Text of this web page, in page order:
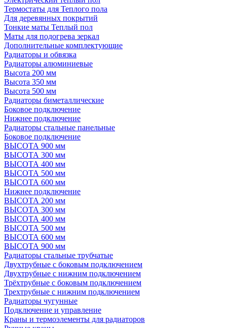
Термостаты для Теплого пола
Для деревянных покрытий
Тонкие маты Теплый пол
Маты для подогрева зеркал
Дополнительные комплектующие
Радиаторы и обвязка
Радиаторы алюминиевые
Высота 200 мм
Высота 350 мм
Высота 500 мм
Радиаторы биметаллические
Боковое подключение
Нижнее подключение
Радиаторы стальные панельные
Боковое подключение
ВЫСОТА 900 мм
ВЫСОТА 300 мм
ВЫСОТА 400 мм
ВЫСОТА 500 мм
ВЫСОТА 600 мм
Нижнее подключение
ВЫСОТА 200 мм
ВЫСОТА 300 мм
ВЫСОТА 400 мм
ВЫСОТА 500 мм
ВЫСОТА 600 мм
ВЫСОТА 900 мм
Радиаторы стальные трубчатые
Двухтрубные с боковым подключением
Двухтрубные с нижним подключением
Трёхтрубные с боковым подключением
Трехтрубные с нижним подключением
Радиаторы чугунные
Подключение и управление
Краны и термоэлементы для радиаторов